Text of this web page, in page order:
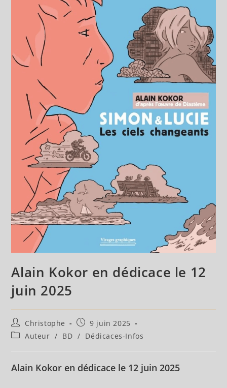
Alain Kokor en dédicace le 12
juin 2025
Auteur/autrice
de
la
publication :
Christophe
Publication
publiée :
9 juin 2025
PostAuteur / BD / Dédicaces-Infos
Alain Kokor en dédicace le 12 juin 2025